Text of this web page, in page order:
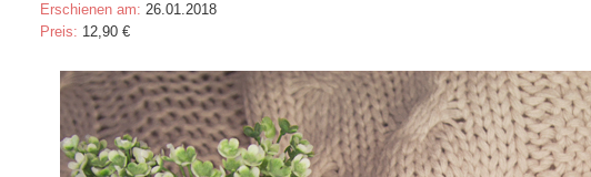
Erschienen am:26.01.2018
Preis: 12,90 €